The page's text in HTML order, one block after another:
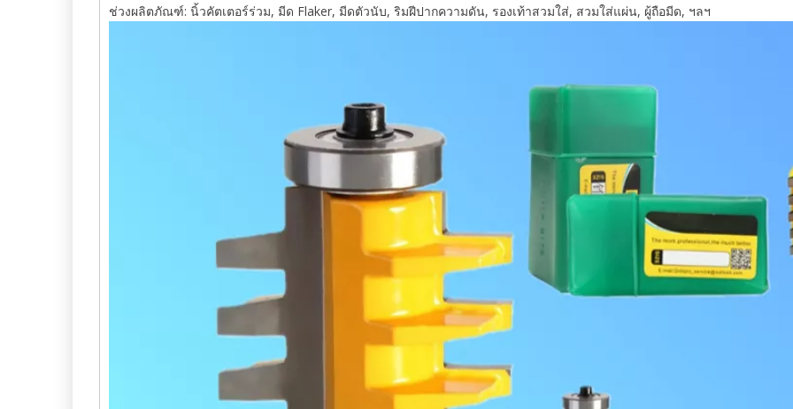
ช่วงผลิตภัณฑ์: นิ้วคัตเตอร์ร่วม, มีด Flaker, มีดตัวนับ, ริมฝีปากความดัน, รองเท้าสวมใส่, สวมใส่แผ่น, ผู้ถือมีด, ฯลฯ